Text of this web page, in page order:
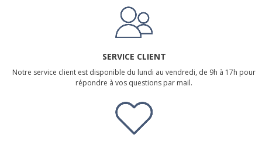
SERVICE CLIENT
Notre service client est disponible du lundi au vendredi, de 9h à 17h pour
répondre à vos questions par mail.